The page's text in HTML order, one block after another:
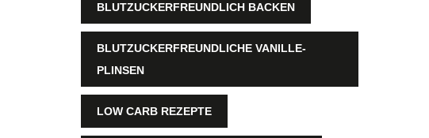
BLUTZUCKERFREUNDLICH BACKEN
BLUTZUCKERFREUNDLICHE VANILLE-
PLINSEN
LOW CARB REZEPTE